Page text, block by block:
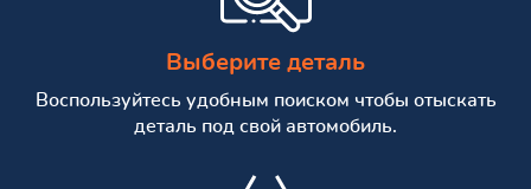
Выберите деталь
Воспользуйтесь удобным поиском чтобы отыскать
деталь под свой автомобиль.